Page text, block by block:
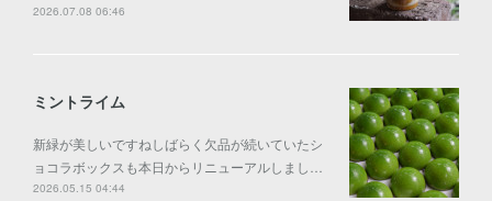
2026.07.08 06:46
ミントライム
新緑が美しいですねしばらく欠品が続いていたシ
ョコラボックスも本日からリニューアルしまし…
2026.05.15 04:44